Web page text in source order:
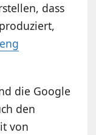
dass
die Google
den
von